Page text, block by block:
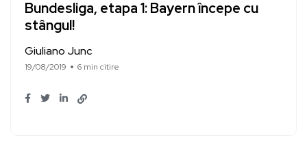
Bundesliga, etapa 1: Bayern începe cu
stângul!
Giuliano Junc
19/08/2019 6 min citire